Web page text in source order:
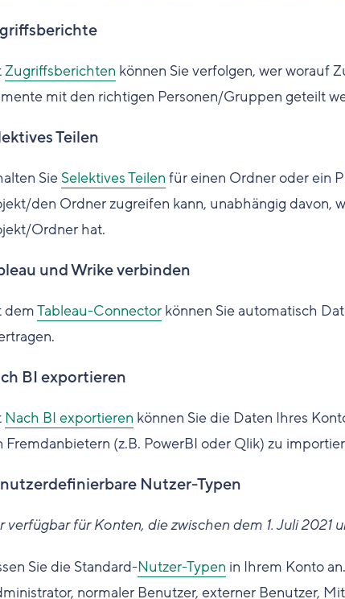
Zugriffsberichten können Sie verfolgen, wer worauf
mit den richtigen Personen/Gruppen geteilt
Teilen
Sie Selektives Teilen für einen Ordner oder ein
den Ordner zugreifen kann, unabhängig davon,
Ordner hat.
und Wrike verbinden
demTableau-Connectorkönnen Sie automatisch
BI exportieren
Nach BI exportieren können Sie die Daten Ihres
Fremdanbietern (z.B. PowerBI oder Qlik) zu
Nutzer-Typen
verfügbar für Konten, die zwischen dem 1. Juli 2021
Sie die Standard-Nutzer-Typen in Ihrem Konto
normaler Benutzer, externer Benutzer,